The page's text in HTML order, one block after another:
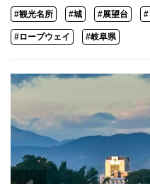
#観光名所 #城 #展望台 #
#ロープウェイ #岐阜県